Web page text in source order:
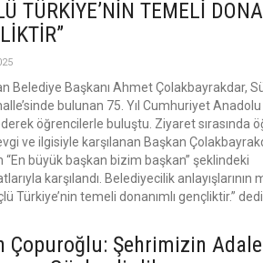
TÜRKİYE’NİN TEMELİ
Belediye Başkanı Ahmet Çolakbayrakdar,
bulunan 75. Yıl Cumhuriyet Anadolu
öğrencilerle buluştu. Ziyaret sırasında
ve ilgisiyle karşılanan Başkan
“En büyük başkan bizim başkan” şeklindeki
karşılandı. Belediyecilik anlayışlarının
Türkiye’nin temeli donanımlı gençliktir.” dedi.
Çopuroğlu: Şehrimizin